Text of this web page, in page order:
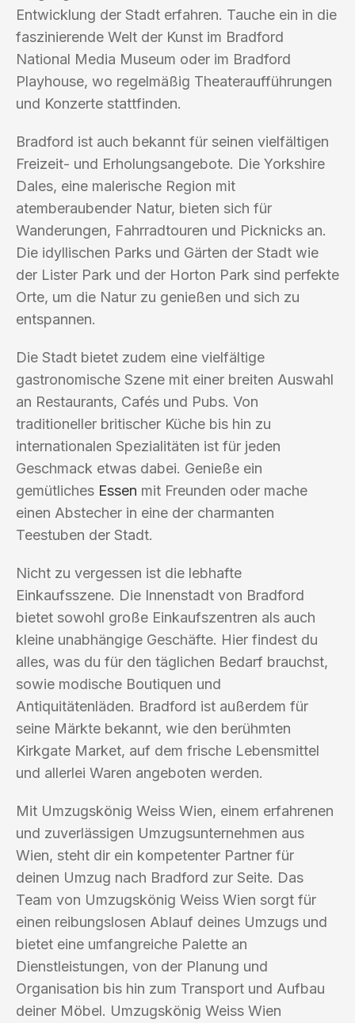
Entwicklung der Stadt erfahren. Tauche ein in die
faszinierende Welt der Kunst im Bradford
National Media Museum oder im Bradford
Playhouse, wo regelmäßig Theateraufführungen
und Konzerte stattfinden.
Bradford ist auch bekannt für seinen vielfältigen
Freizeit- und Erholungsangebote. Die Yorkshire
Dales, eine malerische Region mit
atemberaubender Natur, bieten sich für
Wanderungen, Fahrradtouren und Picknicks an.
Die idyllischen Parks und Gärten der Stadt wie
der Lister Park und der Horton Park sind perfekte
Orte, um die Natur zu genießen und sich zu
entspannen.
Die Stadt bietet zudem eine vielfältige
gastronomische Szene mit einer breiten Auswahl
an Restaurants, Cafés und Pubs. Von
traditioneller britischer Küche bis hin zu
internationalen Spezialitäten ist für jeden
Geschmack etwas dabei. Genieße ein
gemütliches Essen mit Freunden oder mache
einen Abstecher in eine der charmanten
Teestuben der Stadt.
Nicht zu vergessen ist die lebhafte
Einkaufsszene. Die Innenstadt von Bradford
bietet sowohl große Einkaufszentren als auch
kleine unabhängige Geschäfte. Hier findest du
alles, was du für den täglichen Bedarf brauchst,
sowie modische Boutiquen und
Antiquitätenläden. Bradford ist außerdem für
seine Märkte bekannt, wie den berühmten
Kirkgate Market, auf dem frische Lebensmittel
und allerlei Waren angeboten werden.
Mit Umzugskönig Weiss Wien, einem erfahrenen
und zuverlässigen Umzugsunternehmen aus
Wien, steht dir ein kompetenter Partner für
deinen Umzug nach Bradford zur Seite. Das
Team von Umzugskönig Weiss Wien sorgt für
einen reibungslosen Ablauf deines Umzugs und
bietet eine umfangreiche Palette an
Dienstleistungen, von der Planung und
Organisation bis hin zum Transport und Aufbau
deiner Möbel. Umzugskönig Weiss Wien